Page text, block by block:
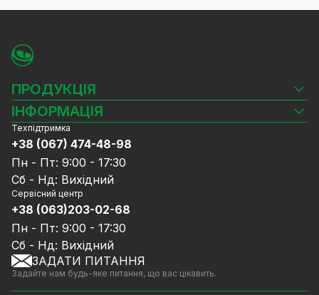
ПРОДУКЦІЯ
Камери відеоспостереження
Відеореєстратори
Комплекти відеоспостереження
СКУД
Джерела живлення
Мережеве обладнання
Ноутбуки та комп'ютери
Аксесуари
Акції
Знижені в ціні товари
GreenVision знижки
ІНФОРМАЦІЯ
Блог
Доставка та оплата
Гарантія та Сервісне обслуговування
Політика конфіденційності
Договір публічної оферти
Співпраця
Послуги
Калькулятор розрахунку обсягу HDD
Техпідтримка
+38 (067) 474-48-98
Пн - Пт: 9:00 - 17:30
Сб - Нд: Вихідний
Сервісний центр
+38 (063)203-02-68
Пн - Пт: 9:00 - 17:30
Сб - Нд: Вихідний
ЗАДАТИ ПИТАННЯ
Задайте нам будь-яке питання, що вас цікавить.